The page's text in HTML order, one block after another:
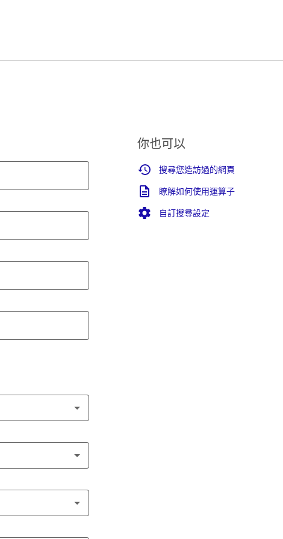
你也可以
搜尋您造訪過的網頁
瞭解如何使用運算子
自訂搜尋設定